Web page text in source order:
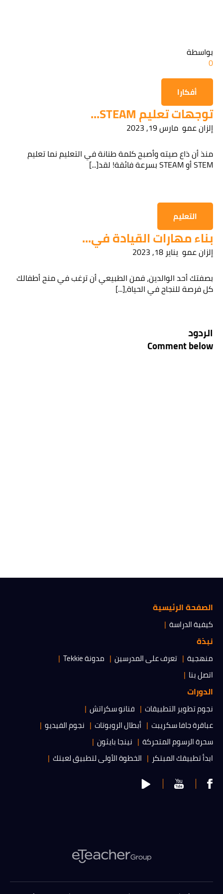
بواسطة
0
أفكارا
توجهات تعليم STEAM...
إلزان عمو مارس 19, 2023
منذ أن ذاع صيته وأصبح كلمة طنانة في التعليم نما تعليم
STEM أو STEAM بسرعة فائقة! لقد[...]
التعليم
بناء مهارات القيادة في...
إلزان عمو يناير 18, 2023
بصفتك أحد الوالدين، فمن الطبيعي أن ترغب في منح أطفالك
كل فرصة للنجاح في الحياة،[...]
الردود
Comment below
الصفحة الرئيسية
كيفية الدراسة
نبذة
منهجية تعرف على المدرسين
مدونة Tekkie
اتصل بنا
الدورات
نجوم تطوير التطبيقات
فنانو سكراتش
عباقرة جافا سكريبت
أبطال الروبوتات
نجوم الفيديو
سحرة الرسوم المتحركة
نينجا بايثون
ابدأ تطبيقك المبتكر
الخطوة الأولى لتطبيق لعبتك